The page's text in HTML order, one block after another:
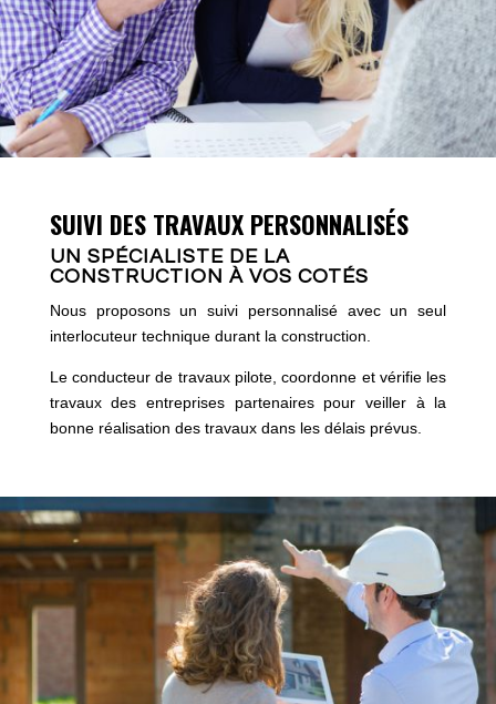
SUIVI DES TRAVAUX PERSONNALISÉS
UN SPÉCIALISTE DE LA
CONSTRUCTION À VOS COTÉS
Nous proposons un suivi personnalisé avec un seul
interlocuteur technique durant la construction.
Le conducteur de travaux pilote, coordonne et vérifie les
travaux des entreprises partenaires pour veiller à la
bonne réalisation des travaux dans les délais prévus.